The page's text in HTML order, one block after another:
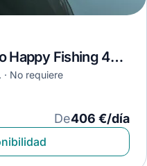
Lancha motora Marinello Happy Fishing 470 · 2017
No requiere
De406 €/día